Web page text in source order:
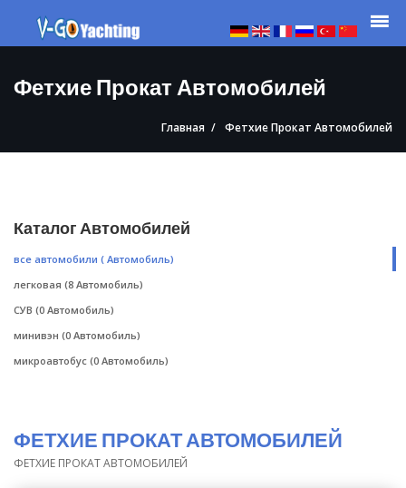
Фетхие Прокат Автомобилей
Главная Фетхие Прокат Автомобилей
Каталог Автомобилей
все автомобили ( Автомобиль)
легковая (8 Автомобиль)
СУВ (0 Автомобиль)
минивэн (0 Автомобиль)
микроавтобус (0 Автомобиль)
ФЕТХИЕ ПРОКАТ АВТОМОБИЛЕЙ
ФЕТХИЕ ПРОКАТ АВТОМОБИЛЕЙ